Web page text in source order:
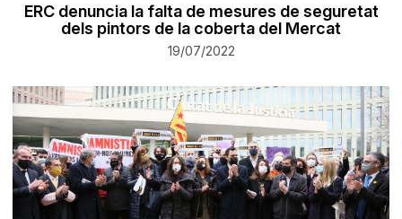
ERC denuncia la falta de mesures de seguretat
dels pintors de la coberta del Mercat
19/07/2022